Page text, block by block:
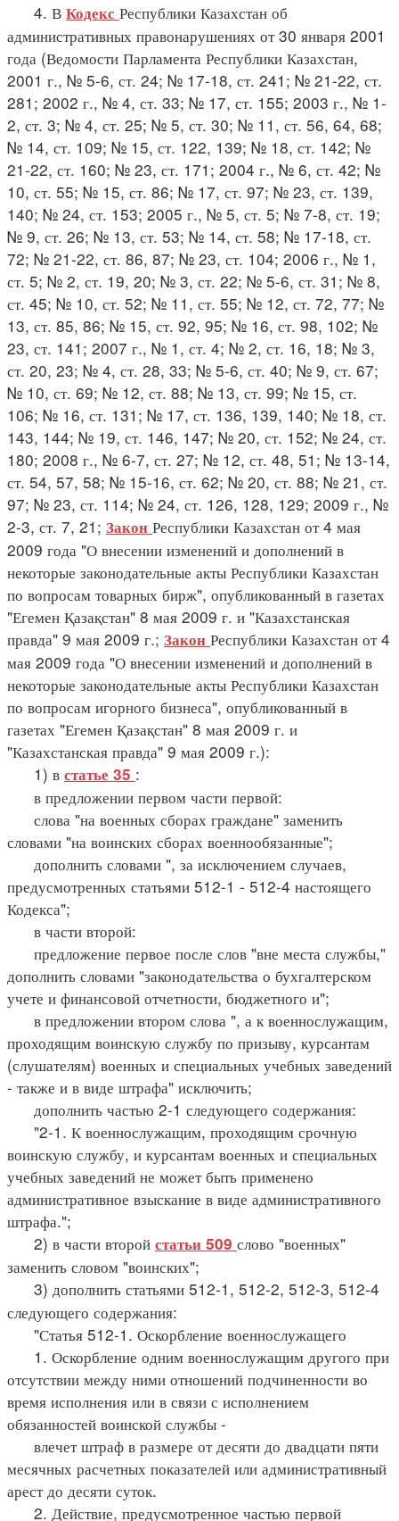
4. В Кодекс Республики Казахстан об
административных правонарушениях от 30 января 2001
года (Ведомости Парламента Республики Казахстан,
2001 г., № 5-6, ст. 24; № 17-18, ст. 241; № 21-22, ст.
281; 2002 г., № 4, ст. 33; № 17, ст. 155; 2003 г., № 1-
2, ст. 3; № 4, ст. 25; № 5, ст. 30; № 11, ст. 56, 64, 68;
№ 14, ст. 109; № 15, ст. 122, 139; № 18, ст. 142; №
21-22, ст. 160; № 23, ст. 171; 2004 г., № 6, ст. 42; №
10, ст. 55; № 15, ст. 86; № 17, ст. 97; № 23, ст. 139,
140; № 24, ст. 153; 2005 г., № 5, ст. 5; № 7-8, ст. 19;
№ 9, ст. 26; № 13, ст. 53; № 14, ст. 58; № 17-18, ст.
72; № 21-22, ст. 86, 87; № 23, ст. 104; 2006 г., № 1,
ст. 5; № 2, ст. 19, 20; № 3, ст. 22; № 5-6, ст. 31; № 8,
ст. 45; № 10, ст. 52; № 11, ст. 55; № 12, ст. 72, 77; №
13, ст. 85, 86; № 15, ст. 92, 95; № 16, ст. 98, 102; №
23, ст. 141; 2007 г., № 1, ст. 4; № 2, ст. 16, 18; № 3,
ст. 20, 23; № 4, ст. 28, 33; № 5-6, ст. 40; № 9, ст. 67;
№ 10, ст. 69; № 12, ст. 88; № 13, ст. 99; № 15, ст.
106; № 16, ст. 131; № 17, ст. 136, 139, 140; № 18, ст.
143, 144; № 19, ст. 146, 147; № 20, ст. 152; № 24, ст.
180; 2008 г., № 6-7, ст. 27; № 12, ст. 48, 51; № 13-14,
ст. 54, 57, 58; № 15-16, ст. 62; № 20, ст. 88; № 21, ст.
97; № 23, ст. 114; № 24, ст. 126, 128, 129; 2009 г., №
2-3, ст. 7, 21; Закон Республики Казахстан от 4 мая
2009 года "О внесении изменений и дополнений в
некоторые законодательные акты Республики Казахстан
по вопросам товарных бирж", опубликованный в газетах
"Егемен Қазақстан" 8 мая 2009 г. и "Казахстанская
правда" 9 мая 2009 г.; Закон Республики Казахстан от 4
мая 2009 года "О внесении изменений и дополнений в
некоторые законодательные акты Республики Казахстан
по вопросам игорного бизнеса", опубликованный в
газетах "Егемен Қазақстан" 8 мая 2009 г. и
"Казахстанская правда" 9 мая 2009 г.):
1) в статье 35 :
в предложении первом части первой:
слова "на военных сборах граждане" заменить
словами "на воинских сборах военнообязанные";
дополнить словами ", за исключением случаев,
предусмотренных статьями 512-1 - 512-4 настоящего
Кодекса";
в части второй:
предложение первое после слов "вне места службы,"
дополнить словами "законодательства о бухгалтерском
учете и финансовой отчетности, бюджетного и";
в предложении втором слова ", а к военнослужащим,
проходящим воинскую службу по призыву, курсантам
(слушателям) военных и специальных учебных заведений
- также и в виде штрафа" исключить;
дополнить частью 2-1 следующего содержания:
"2-1. К военнослужащим, проходящим срочную
воинскую службу, и курсантам военных и специальных
учебных заведений не может быть применено
административное взыскание в виде административного
штрафа.";
2) в части второй статьи 509 слово "военных"
заменить словом "воинских";
3) дополнить статьями 512-1, 512-2, 512-3, 512-4
следующего содержания:
"Статья 512-1. Оскорбление военнослужащего
1. Оскорбление одним военнослужащим другого при
отсутствии между ними отношений подчиненности во
время исполнения или в связи с исполнением
обязанностей воинской службы -
влечет штраф в размере от десяти до двадцати пяти
месячных расчетных показателей или административный
арест до десяти суток.
2. Действие, предусмотренное частью первой